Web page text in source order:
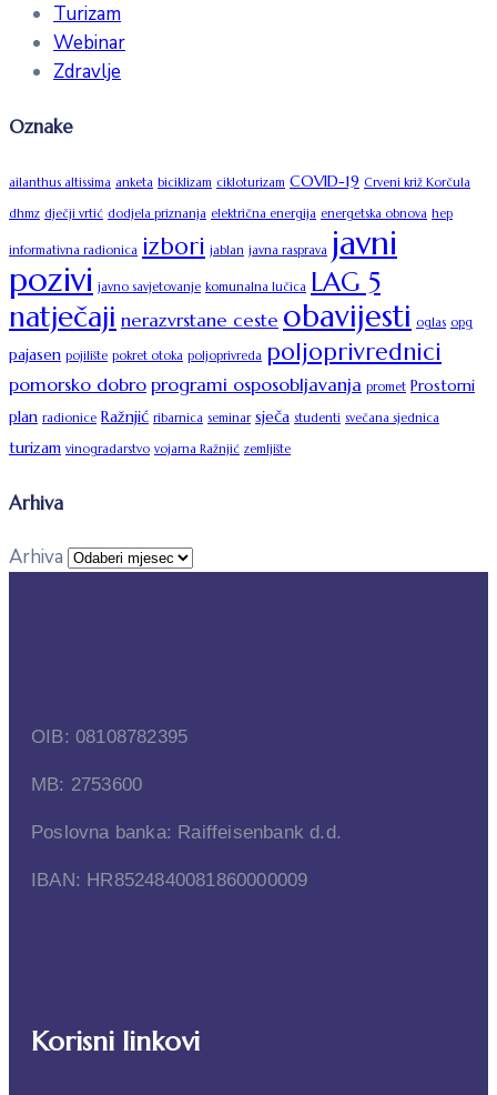
Turizam
Webinar
Zdravlje
Oznake
ailanthus altissima anketa biciklizam cikloturizam COVID-19 Crveni križ Korčula
dhmz dječji vrtić dodjela priznanja električna energija energetska obnova hep
informativna radionica izbori jablan javna rasprava javni
pozivi javno savjetovanje komunalna lučica LAG 5
natječaji nerazvrstane ceste obavijesti oglas opg
pajasen pojilište pokret otoka poljoprivreda poljoprivrednici
pomorsko dobroprogrami osposobljavanja promet Prostorni
plan radionice Ražnjić ribarnica seminar sječa studenti svečana sjednica
turizam vinogradarstvo vojarna Ražnjić zemljište
Arhiva
Arhiva
OIB: 08108782395
MB: 2753600
Poslovna banka: Raiffeisenbank d.d.
IBAN: HR8524840081860000009
Korisni linkovi